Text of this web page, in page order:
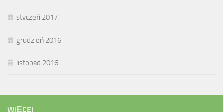
styczeń 2017
grudzień 2016
listopad 2016
WIĘCEJ